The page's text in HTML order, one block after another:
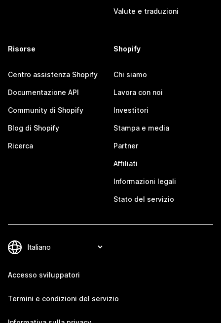
Valute e traduzioni
Risorse
Centro assistenza Shopify
Documentazione API
Community di Shopify
Blog di Shopify
Ricerca
Shopify
Chi siamo
Lavora con noi
Investitori
Stampa e media
Partner
Affiliati
Informazioni legali
Stato del servizio
Accesso sviluppatori
Termini e condizioni del servizio